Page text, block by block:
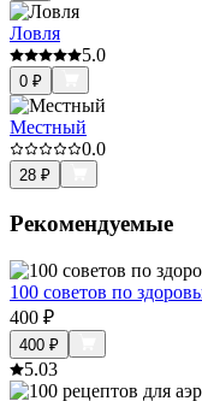
Ловля
5.0
0 ₽
Местный
0.0
28 ₽
Рекомендуемые
100 советов по
400 ₽
400 ₽
5.03